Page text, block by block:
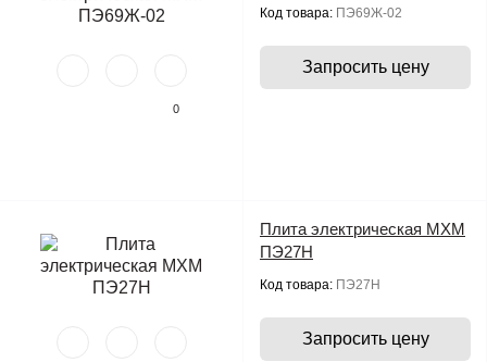
0
Код товара: ПЭ69Ж-02
Запросить цену
Плита электрическая МХМ
ПЭ27Н
Код товара: ПЭ27Н
Запросить цену